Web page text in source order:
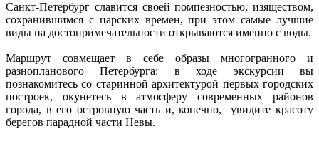
Санкт-Петербург славится своей помпезностью, изяществом,
сохранившимся с царских времен, при этом самые лучшие
виды на достопримечательности открываются именно с воды.
Маршрут совмещает в себе образы многогранного и
разнопланового Петербурга: в ходе экскурсии вы
познакомитесь со старинной архитектурой первых городских
построек, окунетесь в атмосферу современных районов
города, в его островную часть и, конечно, увидите красоту
берегов парадной части Невы.